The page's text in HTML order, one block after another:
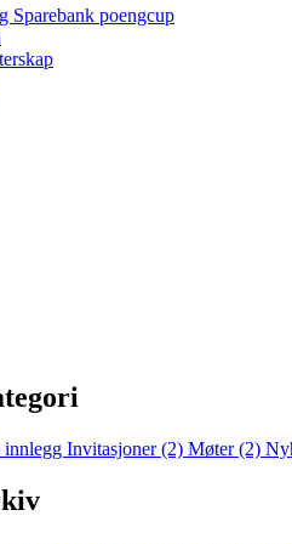
Sparebank poengcup
Invitasjoner (2) Møter (2)